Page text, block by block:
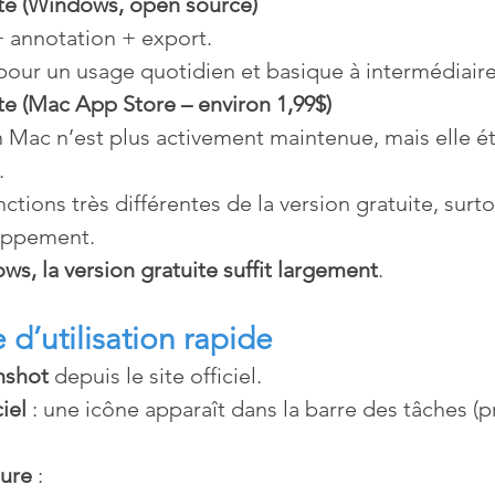
annotation + export.
un usage quotidien et basique à
(Mac App Store – environ 1,99$)
Mac n’est plus activement maintenue, mais elle
très différentes de la version gratuite,
la version gratuite suffit largement.
d’utilisation rapide
depuis le site officiel.
: une icône apparaît dans la barre des tâches
: